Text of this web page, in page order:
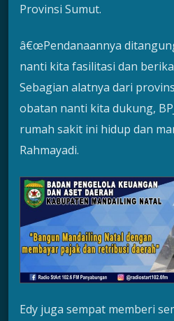
Provinsi Sumut.
â€œPendanaannya
nanti kita fasilitasi dan
Sebagian alatnya dari
obatan nanti kita dukung,
rumah sakit ini hidup dan
Rahmayadi.
Edy juga sempat memberi